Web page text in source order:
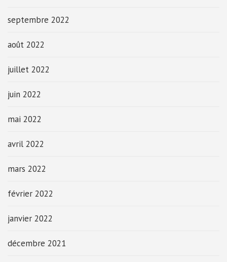
septembre 2022
août 2022
juillet 2022
juin 2022
mai 2022
avril 2022
mars 2022
février 2022
janvier 2022
décembre 2021